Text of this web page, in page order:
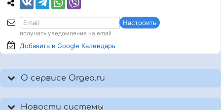
Настроить
получать уведомления на email
Добавить в Google Календарь
О сервисе Orgeo.ru
Новости системы